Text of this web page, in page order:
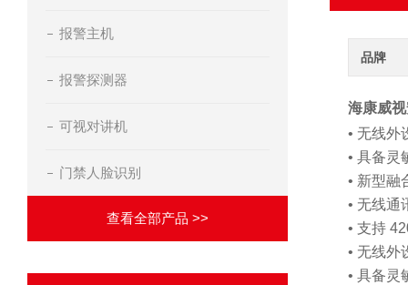
报警主机
报警探测器
可视对讲机
门禁人脸识别
查看全部产品 >>
品牌
海康威
• 无线外
• 具备灵
• 新型融
• 无线通
• 支持
• 无线外
• 具备灵